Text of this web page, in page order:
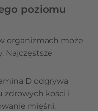
poziomu
organizmach może
Najczęstsze
D odgrywa
zdrowych kości i
mięśni.